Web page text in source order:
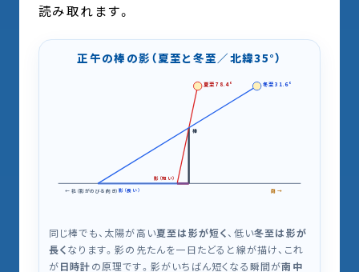
読み取れます。
正午の棒の影（夏至と冬至／北緯35°）
← 北（影がのびる向き） 南 →
棒
夏至 78.4°
影（短い）
冬至 31.6°
影（長い）
同じ棒でも、太陽が高い夏至は影が短く、低い冬至は影が
長くなります。影の先たんを一日たどると線が描け、これ
が日時計の原理です。影がいちばん短くなる瞬間が南中